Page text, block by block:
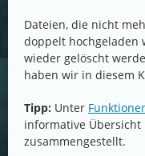
Dateien, die nicht
doppelt hochgeladen
wieder gelöscht
haben wir in diesem
Tipp: Unter
informative Übersicht
zusammengestellt.